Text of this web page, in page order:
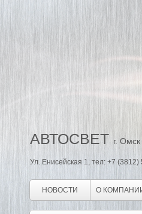
АВТОСВЕТ г. Омск
Ул. Енисейская 1, тел: +7 (3812)
НОВОСТИ О